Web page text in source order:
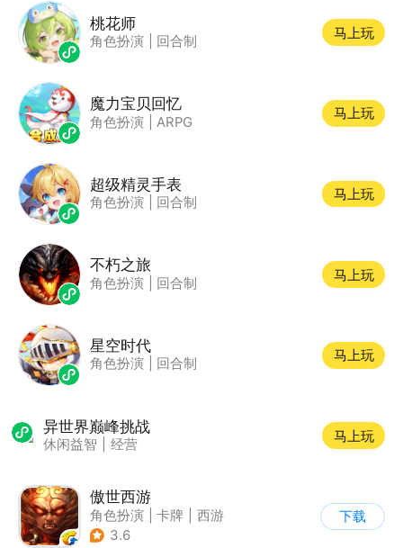
桃花师
角色扮演 回合制
马上玩
魔力宝贝回忆
角色扮演 ARPG
马上玩
超级精灵手表
角色扮演 回合制
马上玩
不朽之旅
角色扮演 回合制
马上玩
星空时代
角色扮演 回合制
马上玩
异世界巅峰挑战
休闲益智 经营
马上玩
傲世西游
角色扮演 卡牌
西游
| 卡通
3.6
下载